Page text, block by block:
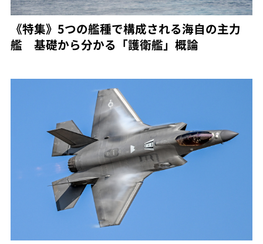
《特集》5つの艦種で構成される海自の主力
艦 基礎から分かる「護衛艦」概論